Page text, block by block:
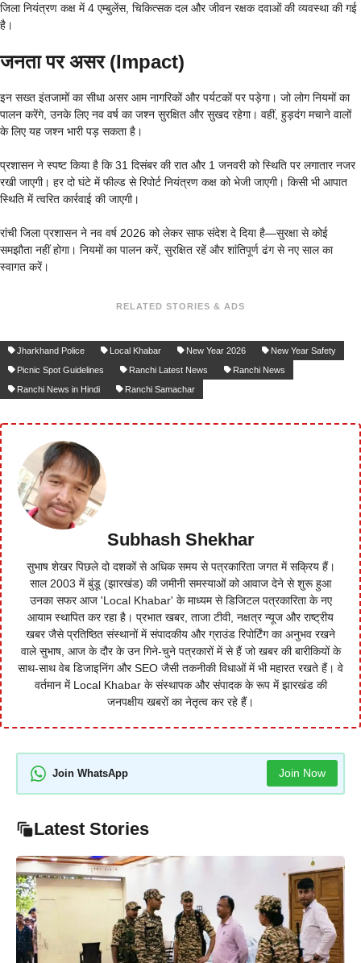
जिला नियंत्रण कक्ष में 4 एम्बुलेंस, चिकित्सक दल और जीवन रक्षक दवाओं की व्यवस्था की गई
है।
जनता पर असर (Impact)
इन सख्त इंतजामों का सीधा असर आम नागरिकों और पर्यटकों पर पड़ेगा। जो लोग नियमों का
पालन करेंगे, उनके लिए नव वर्ष का जश्न सुरक्षित और सुखद रहेगा। वहीं, हुड़दंग मचाने वालों
के लिए यह जश्न भारी पड़ सकता है।
प्रशासन ने स्पष्ट किया है कि 31 दिसंबर की रात और 1 जनवरी को स्थिति पर लगातार नजर
रखी जाएगी। हर दो घंटे में फील्ड से रिपोर्ट नियंत्रण कक्ष को भेजी जाएगी। किसी भी आपात
स्थिति में त्वरित कार्रवाई की जाएगी।
रांची जिला प्रशासन ने नव वर्ष 2026 को लेकर साफ संदेश दे दिया है—सुरक्षा से कोई
समझौता नहीं होगा। नियमों का पालन करें, सुरक्षित रहें और शांतिपूर्ण ढंग से नए साल का
स्वागत करें।
RELATED STORIES & ADS
Jharkhand Police Local Khabar New Year 2026
New Year Safety
Picnic Spot Guidelines
Ranchi Latest News
Ranchi News
Ranchi News in Hindi
Ranchi Samachar
Subhash Shekhar
सुभाष शेखर पिछले दो दशकों से अधिक समय से पत्रकारिता जगत में सक्रिय हैं।
साल 2003 में बुंडू (झारखंड) की जमीनी समस्याओं को आवाज देने से शुरू हुआ
उनका सफर आज 'Local Khabar' के माध्यम से डिजिटल पत्रकारिता के नए
आयाम स्थापित कर रहा है। प्रभात खबर, ताजा टीवी, नक्षत्र न्यूज और राष्ट्रीय
खबर जैसे प्रतिष्ठित संस्थानों में संपादकीय और ग्राउंड रिपोर्टिंग का अनुभव रखने
वाले सुभाष, आज के दौर के उन गिने-चुने पत्रकारों में से हैं जो खबर की बारीकियों के
साथ-साथ वेब डिजाइनिंग और SEO जैसी तकनीकी विधाओं में भी महारत रखते हैं। वे
वर्तमान में Local Khabar के संस्थापक और संपादक के रूप में झारखंड की
जनपक्षीय खबरों का नेतृत्व कर रहे हैं।
Join WhatsApp Join Now
Latest Stories